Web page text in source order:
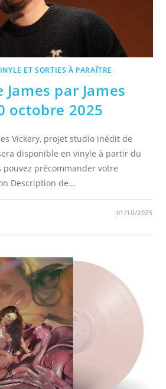
ET SORTIES À PARAÎTRE
par James
octobre 2025
Vickery, projet studio inédit de
disponible en vinyle à partir du
pouvez précommander votre
Description de…
01/10/2025